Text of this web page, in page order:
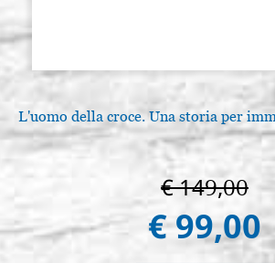
L'uomo della croce. Una storia per
€ 149,00
€ 99,00